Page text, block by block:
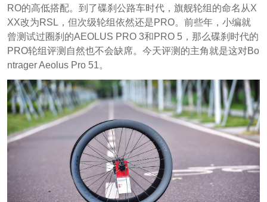
RO的高低搭配。到了碟刹公路车时代，旗舰轮组的命名从X
XX改为RSL，但次级轮组依然还是PRO。前些年，小编就
曾测试过圈刹的AEOLUS PRO 3和PRO 5，那么碟刹时代的
PRO轮组评测自然也不会缺席。今天评测的主角就是这对Bo
ntrager Aeolus Pro 51。